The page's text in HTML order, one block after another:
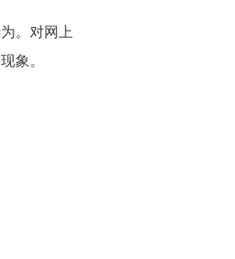
。对网上
象。